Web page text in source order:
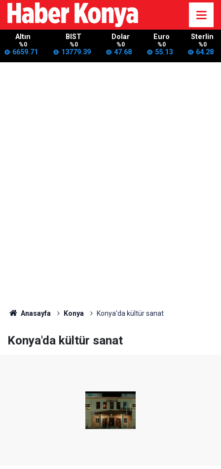
Altın
%0
6659.71
BIST
%0
13779.39
Dolar
%0
47.68
Euro
%0
55.13
Sterlin
%0
64.28
Anasayfa Konya Konya'da kültür sanat
Konya'da kültür sanat